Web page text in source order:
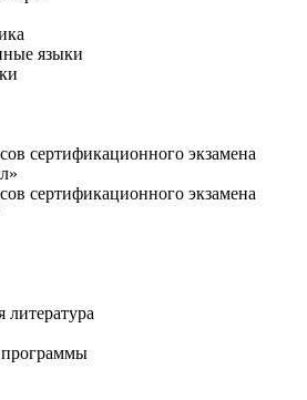
языки
сертификационного экзамена
сертификационного экзамена
литература
программы